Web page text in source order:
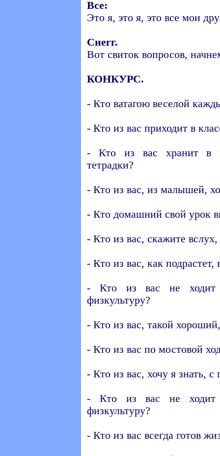
Все:
Это я, это я, это все мои
Снегг.
Вот свиток вопросов,
КОНКУРС.
- Кто ватагою веселой
- Кто из вас приходит в
- Кто из вас хранит в
тетрадки?
- Кто из вас, из малышей,
- Кто домашний свой урок
- Кто из вас, скажите
- Кто из вас, как
- Кто из вас не
физкультуру?
- Кто из вас, такой
- Кто из вас по мостовой
- Кто из вас, хочу я знать,
- Кто из вас не
физкультуру?
- Кто из вас всегда готов